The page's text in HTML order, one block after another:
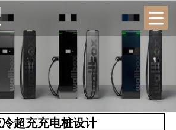
超充充电桩设计